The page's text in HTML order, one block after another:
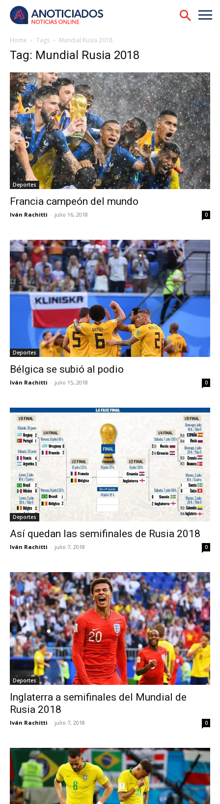
Home Tags Mundial Rusia 2018
Tag: Mundial Rusia 2018
Deportes
Francia campeón del mundo
Iván Rachitti - julio 16, 2018 0
Deportes
Bélgica se subió al podio
Iván Rachitti - julio 15, 2018 0
Deportes
Así quedan las semifinales de Rusia 2018
Iván Rachitti - julio 7, 2018 0
Deportes
Inglaterra a semifinales del Mundial de
Rusia 2018
Iván Rachitti - julio 7, 2018 0